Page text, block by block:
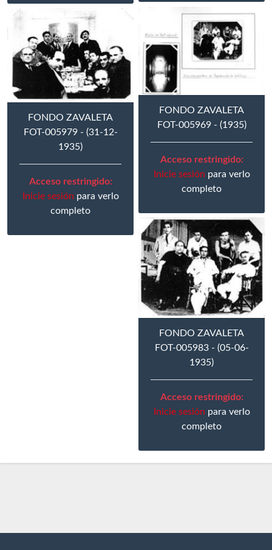
FONDO ZAVALETA
FOT-005969 - (1935)
Acceso restringido:
Inicie sesión para verlo
completo
FONDO ZAVALETA
FOT-005979 - (31-12-
1935)
Acceso restringido:
Inicie sesión para verlo
completo
FONDO ZAVALETA
FOT-005983 - (05-06-
1935)
Acceso restringido:
Inicie sesión para verlo
completo